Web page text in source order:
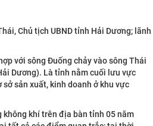
Chủ tịch UBND tỉnh Hải Dương; lãnh
với sông Đuống chảy vào sông Thái
Dương). Là tỉnh nằm cuối lưu vực
sản xuất, kinh doanh ở khu vực
khí trên địa bàn tỉnh 05 năm